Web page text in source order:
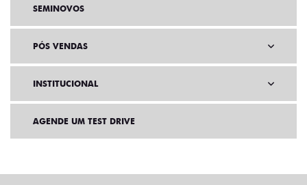
SEMINOVOS
PÓS VENDAS
INSTITUCIONAL
AGENDE UM TEST DRIVE